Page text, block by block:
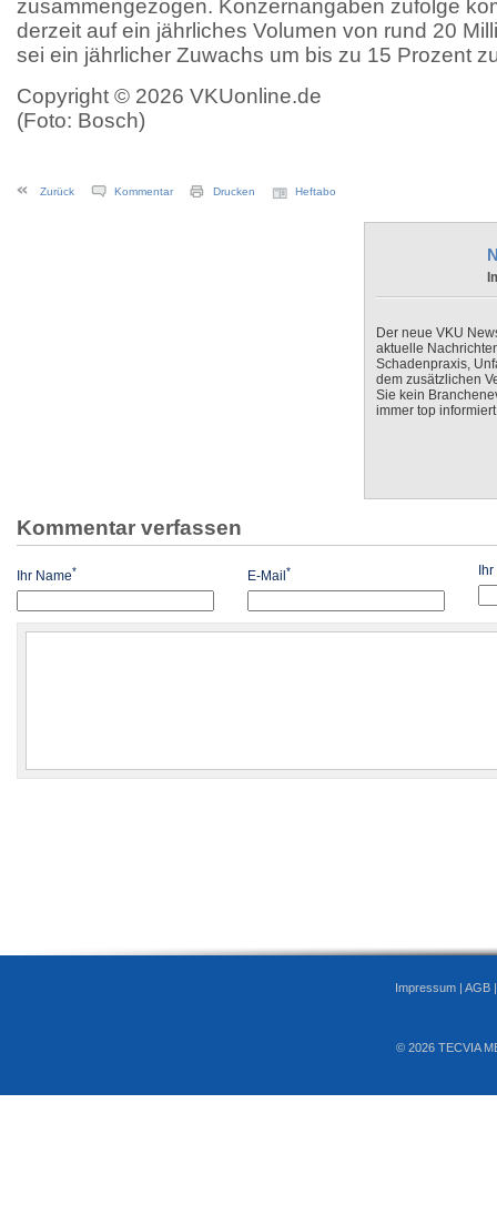
zusammengezogen. Konzernangaben zufolge
derzeit auf ein jährliches Volumen von rund 20
sei ein jährlicher Zuwachs um bis zu 15 Prozent
Copyright © 2026 VKUonline.de
(Foto: Bosch)
Zurück Kommentar Drucken Heftabo
Der neue VKU
aktuelle
Schadenpraxis,
dem zusätzlichen
Sie kein
immer top
Kommentar verfassen
Ihr Name* E-Mail* Ihr
Impressum | AGB
© 2026 TECVIA